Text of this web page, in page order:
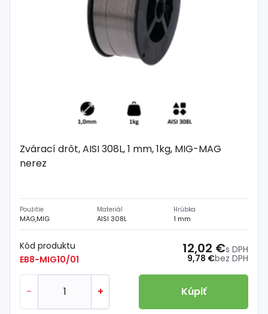
Zvárací drôt, AISI 308L, 1 mm, 1kg, MIG-MAG
nerez
Použitie
MAG,MIG
Materiál
AISI 308L
Hrúbka
1 mm
Kód produktu
EB8-MIG10/01
9,78 €bez DPH
12,02 €s DPH
- + Kúpiť